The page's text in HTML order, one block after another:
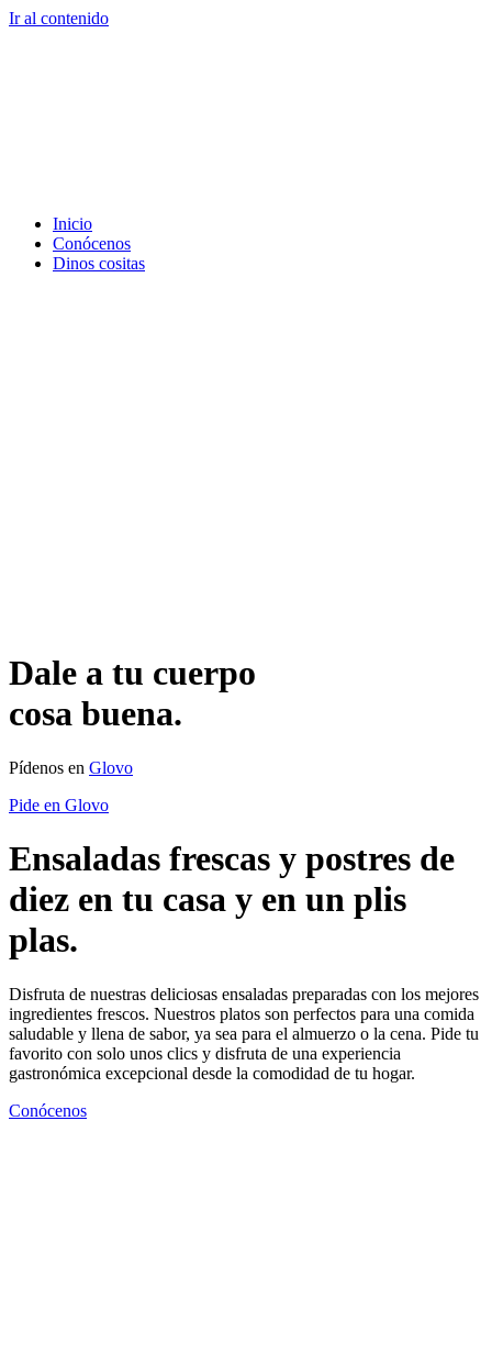
Ir al contenido
Inicio
Conócenos
Dinos cositas
Dale a tu cuerpo
cosa buena.
Pídenos en Glovo
Pide en Glovo
Ensaladas frescas y postres de
diez en tu casa y en un plis
plas.
Disfruta de nuestras deliciosas ensaladas preparadas con los mejores
ingredientes frescos. Nuestros platos son perfectos para una comida
saludable y llena de sabor, ya sea para el almuerzo o la cena. Pide tu
favorito con solo unos clics y disfruta de una experiencia
gastronómica excepcional desde la comodidad de tu hogar.
Conócenos